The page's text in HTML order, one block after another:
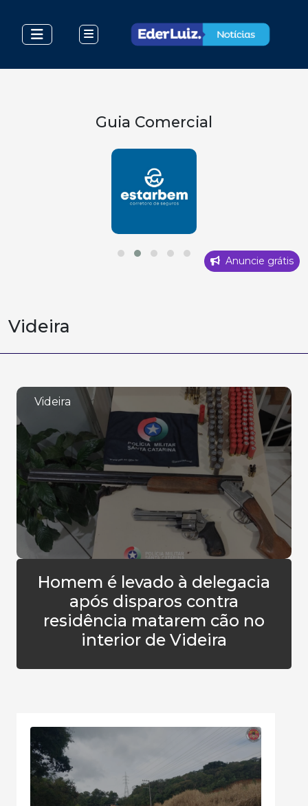
Guia Comercial
Anuncie grátis
Videira
Videira
Homem é levado à delegacia
após disparos contra
residência matarem cão no
interior de Videira